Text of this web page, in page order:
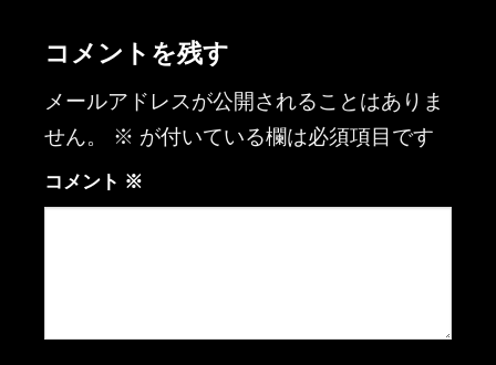
コメントを残す
メールアドレスが公開されることはありま
せん。
※ が付いている欄は必須項目です
コメント ※